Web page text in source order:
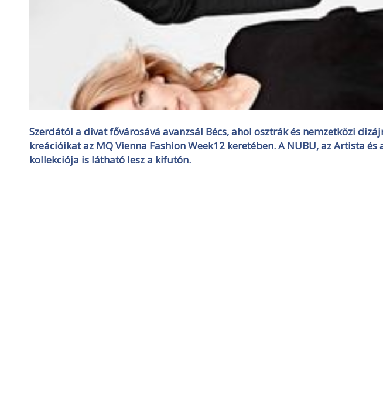
Szerdától a divat fővárosává avanzsál Bécs, ahol osztrák és nemzetközi
kreációikat az MQ Vienna Fashion Week12 keretében. A NUBU, az Artista
kollekciója is látható lesz a kifutón.